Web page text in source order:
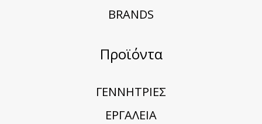
BRANDS
Προϊόντα
ΓΕΝΝΗΤΡΙΕΣ
ΕΡΓΑΛΕΙΑ